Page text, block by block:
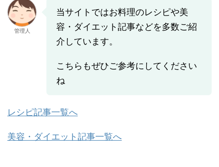
管理人
当サイトではお料理のレシピや美
容・ダイエット記事などを多数ご紹
介しています。
こちらもぜひご参考にしてください
ね
レシピ記事一覧へ
美容・ダイエット記事一覧へ